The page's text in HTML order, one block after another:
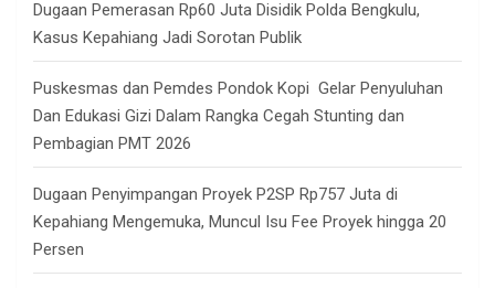
Dugaan Pemerasan Rp60 Juta Disidik Polda Bengkulu,
Kasus Kepahiang Jadi Sorotan Publik
Puskesmas dan Pemdes Pondok Kopi Gelar Penyuluhan
Dan Edukasi Gizi Dalam Rangka Cegah Stunting dan
Pembagian PMT 2026
Dugaan Penyimpangan Proyek P2SP Rp757 Juta di
Kepahiang Mengemuka, Muncul Isu Fee Proyek hingga 20
Persen